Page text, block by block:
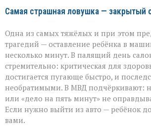
Самая страшная ловушка — закрытый
Одна из самых тяжёлых и при этом
трагедий — оставление ребёнка в
несколько минут. В палящий день
стремительно: критическая для
достигается пугающе быстро, и
необратимыми. В МВД подчёркивают:
или «дело на пять минут» не
Если нужно выйти из авто — ребёнок
вами.